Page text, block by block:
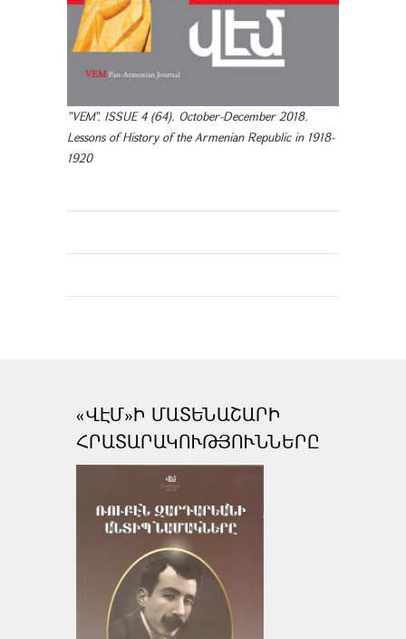
"VEM". ISSUE 4 (64). October-December 2018.
Lessons of History of the Armenian Republic in 1918-
1920
«ՎԷՄ»Ի ՄԱՏԵՆԱՇԱՐԻ
ՀՐԱՏԱՐԱԿՈՒԹՅՈՒՆՆԵՐԸ